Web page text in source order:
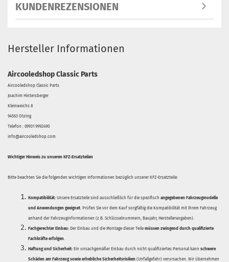
KUNDENREZENSIONEN
Hersteller Informationen
Aircooledshop Classic Parts
Aircooledshop Classic Parts
Joachim Hintersberger
Kleinweichs 8
94563 Otzing
Telefon : 09931 9992490
info@aircooledshop.com
Wichtiger Hinweis zu unseren KFZ-Ersatzteilen
Bitte beachten Sie die folgenden wichtigen Informationen bezüglich unserer KFZ-Ersatzteile:
Kompatibilität: Unsere Ersatzteile sind ausschließlich für die spezifisch angegebenen Fahrzeugmodelle
und Anwendungen geeignet. Prüfen Sie vor dem Kauf sorgfältig die Kompatibilität mit Ihrem Fahrzeug
anhand der Fahrzeuginformationen (z.B. Schlüsselnummern, Baujahr, Herstellerangaben).
Fachgerechter Einbau: Der Einbau und die Montage dieser Teile müssen zwingend durch qualifizierte
Fachkräfte erfolgen.
Haftung und Sicherheit: Ein unsachgemäßer Einbau durch nicht qualifiziertes Personal kann schwere
Schäden am Fahrzeug sowie erhebliche Sicherheitsrisiken (Unfallgefahr) verursachen. Wir übernehmen